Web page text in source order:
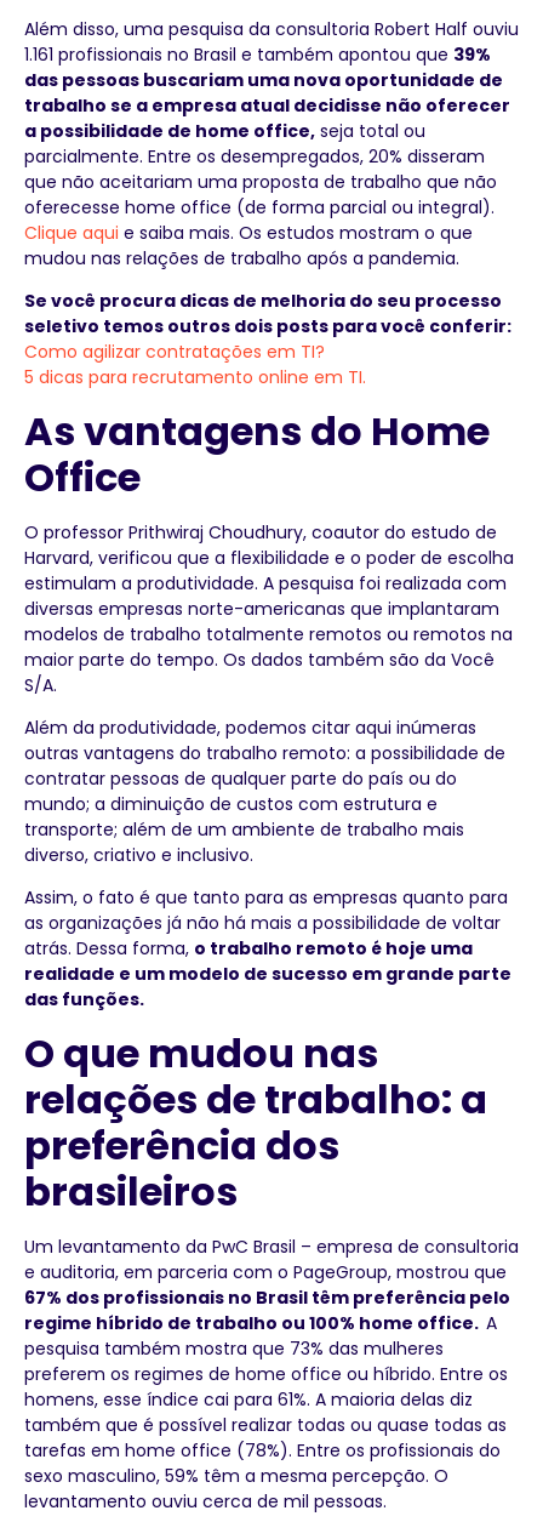
Além disso, uma pesquisa da consultoria Robert Half ouviu
1.161 profissionais no Brasil e também apontou que 39%
das pessoas buscariam uma nova oportunidade de
trabalho se a empresa atual decidisse não oferecer
a possibilidade de home office, seja total ou
parcialmente. Entre os desempregados, 20% disseram
que não aceitariam uma proposta de trabalho que não
oferecesse home office (de forma parcial ou integral).
Clique aqui e saiba mais. Os estudos mostram o que
mudou nas relações de trabalho após a pandemia.
Se você procura dicas de melhoria do seu processo
seletivo temos outros dois posts para você conferir:
Como agilizar contratações em TI?
5 dicas para recrutamento online em TI.
As vantagens do Home
Office
O professor Prithwiraj Choudhury, coautor do estudo de
Harvard, verificou que a flexibilidade e o poder de escolha
estimulam a produtividade. A pesquisa foi realizada com
diversas empresas norte-americanas que implantaram
modelos de trabalho totalmente remotos ou remotos na
maior parte do tempo. Os dados também são da Você
S/A.
Além da produtividade, podemos citar aqui inúmeras
outras vantagens do trabalho remoto: a possibilidade de
contratar pessoas de qualquer parte do país ou do
mundo; a diminuição de custos com estrutura e
transporte; além de um ambiente de trabalho mais
diverso, criativo e inclusivo.
Assim, o fato é que tanto para as empresas quanto para
as organizações já não há mais a possibilidade de voltar
atrás. Dessa forma, o trabalho remoto é hoje uma
realidade e um modelo de sucesso em grande parte
das funções.
O que mudou nas
relações de trabalho: a
preferência dos
brasileiros
Um levantamento da PwC Brasil – empresa de consultoria
e auditoria, em parceria com o PageGroup, mostrou que
67% dos profissionais no Brasil têm preferência pelo
regime híbrido de trabalho ou 100% home office. A
pesquisa também mostra que 73% das mulheres
preferem os regimes de home office ou híbrido. Entre os
homens, esse índice cai para 61%. A maioria delas diz
também que é possível realizar todas ou quase todas as
tarefas em home office (78%). Entre os profissionais do
sexo masculino, 59% têm a mesma percepção. O
levantamento ouviu cerca de mil pessoas.